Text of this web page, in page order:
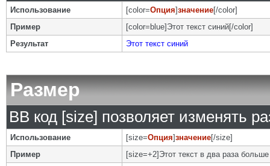
Использование [color=Опция]значение[/color]
Пример
[color=blue]Этот текст синий[/color]
Результат
Этот текст синий
Размер
BB код [size] позволяет изменять
Использование [size=Опция]значение[/size]
Пример
[size=+2]Этот текст в два раза